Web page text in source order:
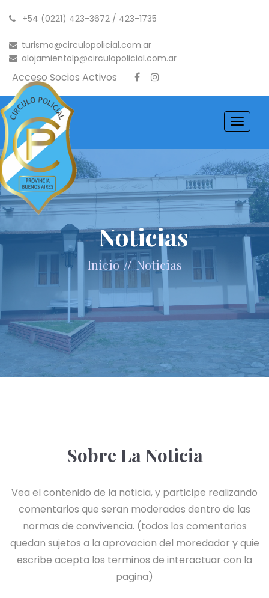
+54 (0221) 423-3672 / 423-1735
turismo@circulopolicial.com.ar
alojamientolp@circulopolicial.com.ar
Acceso Socios Activos
Toggle
Noticias
Inicio // Noticias
Sobre La Noticia
Vea el contenido de la noticia, y participe realizando
comentarios que seran moderados dentro de las
normas de convivencia. (todos los comentarios
quedan sujetos a la aprovacion del moredador y quie
escribe acepta los terminos de interactuar con la
pagina)